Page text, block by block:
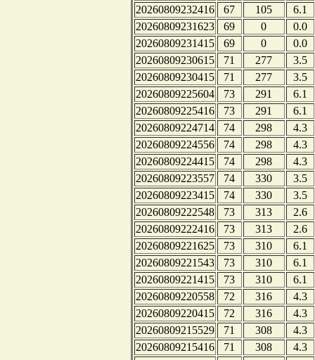
20260809232416
67 105
6.1
20260809231623
69 0
0.0
20260809231415
69 0
0.0
20260809230615
71 277
3.5
20260809230415
71 277
3.5
20260809225604
73 291
6.1
20260809225416
73 291
6.1
20260809224714
74 298
4.3
20260809224556
74 298
4.3
20260809224415
74 298
4.3
20260809223557
74 330
3.5
20260809223415
74 330
3.5
20260809222548
73 313
2.6
20260809222416
73 313
2.6
20260809221625
73 310
6.1
20260809221543
73 310
6.1
20260809221415
73 310
6.1
20260809220558
72 316
4.3
20260809220415
72 316
4.3
20260809215529
71 308
4.3
20260809215416
71 308
4.3